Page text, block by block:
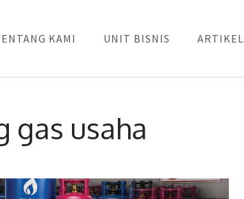
KAMI UNIT BISNIS ARTIKEL
gas usaha